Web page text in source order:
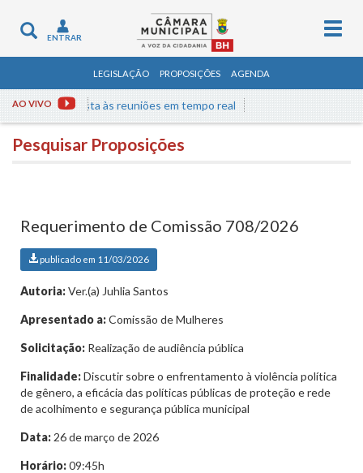
Toggle
navigation
ENTRAR
LEGISLAÇÃO PROPOSIÇÕES AGENDA
AO VIVO Assista às reuniões em tempo real
Pesquisar Proposições
Requerimento de Comissão 708/2026
publicado em 11/03/2026
Autoria:Ver.(a) Juhlia Santos
Apresentado a:Comissão de Mulheres
Solicitação: Realização de audiência pública
Finalidade:Discutir sobre o enfrentamento à violência política
de gênero, a eficácia das políticas públicas de proteção e rede
de acolhimento e segurança pública municipal
Data: 26 de março de 2026
Horário:09:45h